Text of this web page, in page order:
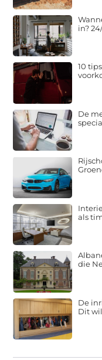
in?
10
De
als
die
De
Dit